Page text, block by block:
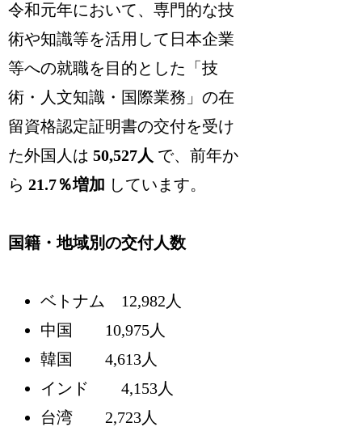
令和元年において、専門的な技
術や知識等を活用して日本企業
等への就職を目的とした「技
術・人文知識・国際業務」の在
留資格認定証明書の交付を受け
た外国人は50,527人 で、前年か
ら21.7％増加 しています。
国籍・地域別の交付人数
ベトナム 12,982人
中国 10,975人
韓国 4,613人
インド 4,153人
台湾 2,723人